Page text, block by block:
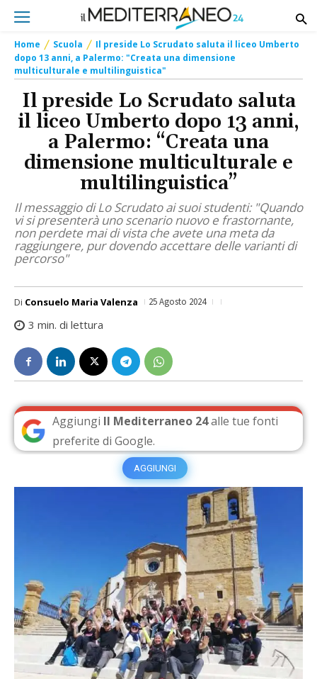
Home Scuola
Il preside Lo Scrudato saluta il liceo Umberto
dopo 13 anni, a Palermo: "Creata una dimensione
multiculturale e multilinguistica"
Il preside Lo Scrudato saluta
il liceo Umberto dopo 13 anni,
a Palermo: “Creata una
dimensione multiculturale e
multilinguistica”
Il messaggio di Lo Scrudato ai suoi studenti: "Quando
vi si presenterà uno scenario nuovo e frastornante,
non perdete mai di vista che avete una meta da
raggiungere, pur dovendo accettare delle varianti di
percorso"
Di Consuelo Maria Valenza 25 Agosto 2024
3 min. di lettura
Aggiungi Il Mediterraneo 24alle tue fonti
preferite di Google.
AGGIUNGI